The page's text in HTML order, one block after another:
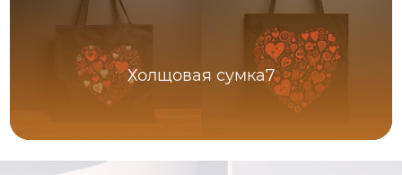
Холщовая сумка7